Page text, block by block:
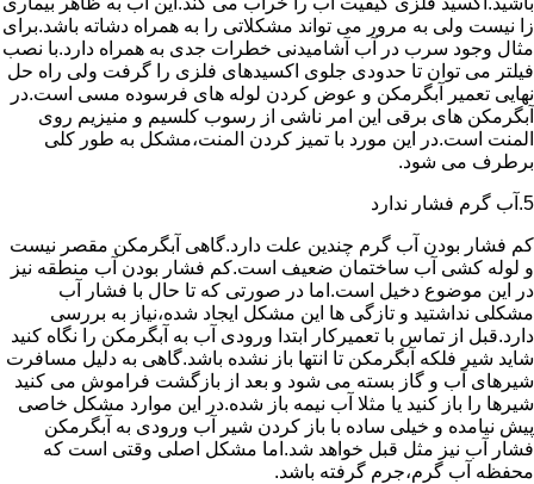
زا نیست ولی به مرور می تواند مشکلاتی را به همراه دشاته باشد.برای
مثال وجود سرب در آب آشامیدنی خطرات جدی به همراه دارد.با نصب
فیلتر می توان تا حدودی جلوی اکسیدهای فلزی را گرفت ولی راه حل
نهایی تعمیر آبگرمکن و عوض کردن لوله های فرسوده مسی است.در
آبگرمکن های برقی این امر ناشی از رسوب کلسیم و منیزیم روی
المنت است.در این مورد با تمیز کردن المنت،مشکل به طور کلی
برطرف می شود.
5.آب گرم فشار ندارد
کم فشار بودن آب گرم چندین علت دارد.گاهی آبگرمکن مقصر نیست
و لوله کشی آب ساختمان ضعیف است.کم فشار بودن آب منطقه نیز
در این موضوع دخیل است.اما در صورتی که تا حال با فشار آب
مشکلی نداشتید و تازگی ها این مشکل ایجاد شده،نیاز به بررسی
دارد.قبل از تماس با تعمیرکار ابتدا ورودی آب به آبگرمکن را نگاه کنید
شاید شیر فلکه آبگرمکن تا انتها باز نشده باشد.گاهی به دلیل مسافرت
شیرهای آب و گاز بسته می شود و بعد از بازگشت فراموش می کنید
شیرها را باز کنید یا مثلا آب نیمه باز شده.در این موارد مشکل خاصی
پیش نیامده و خیلی ساده با باز کردن شیر آب ورودی به آبگرمکن
فشار آب نیز مثل قبل خواهد شد.اما مشکل اصلی وقتی است که
محفظه آب گرم،جرم گرفته باشد.